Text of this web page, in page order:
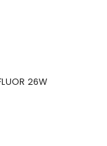
26W